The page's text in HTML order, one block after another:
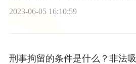
吗？
2023-06-05 16:10:59
刑事拘留的条件是什么？非法吸